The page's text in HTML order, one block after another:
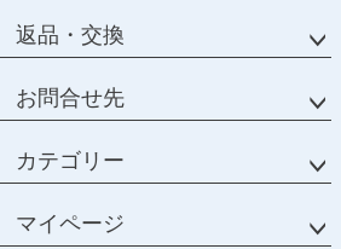
返品・交換
お問合せ先
カテゴリー
マイページ